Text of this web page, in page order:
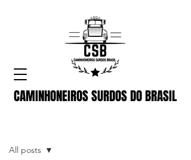
CAMINHONEIROS SURDOS DO BRASIL
All posts